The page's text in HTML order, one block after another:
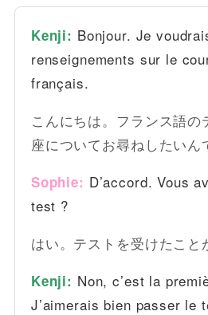
Kenji: Bonjour. Je
renseignements sur le
français.
こんにちは。フランス語の
座についてお尋ねしたいん
Sophie: D’accord. Vous
test ?
はい。テストを受けたこと
Kenji: Non, c’est la
J’aimerais bien passer le